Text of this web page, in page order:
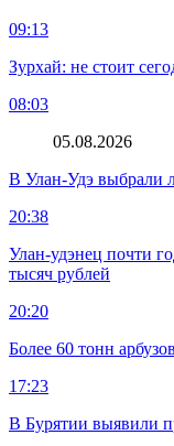
09:13
Зурхай: не стоит
08:03
05.08.2026
В Улан-Удэ выбрали
20:38
Улан-удэнец почти
тысяч рублей
20:20
Более 60 тонн
17:23
В Бурятии выявили